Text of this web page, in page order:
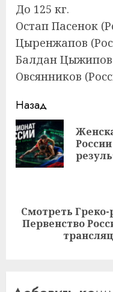
До 125 кг.
Остап Пасенок
Цыренжапов
Балдан
Овсянников
Продолжить
чтение
Назад
Следующая
Смотреть
Первенство